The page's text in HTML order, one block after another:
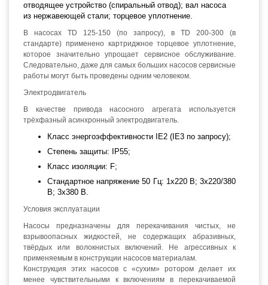
отводящее устройство (спиральный отвод); вал насоса
из нержавеющей стали; торцевое уплотнение.
В насосах TD 125-150 (по запросу), в TD 200-300 (в
стандарте) применено картриджное торцевое уплотнение,
которое значительно упрощает сервисное обслуживание.
Следовательно, даже для самых больших насосов сервисные
работы могут быть проведены одним человеком.
Электродвигатель
В качестве привода насосного агрегата используется
трёхфазный асинхронный электродвигатель.
Класс энергоэффективности IE2 (IE3 по запросу);
Степень защиты: IP55;
Класс изоляции: F;
Стандартное напряжение 50 Гц: 1х220 В; 3x220/380
В; 3x380 В.
Условия эксплуатации
Насосы предназначены для перекачивания чистых, не
взрывоопасных жидкостей, не содержащих абразивных,
твёрдых или волокнистых включений. Не агрессивных к
применяемым в конструкции насосов материалам.
Конструкция этих насосов с «сухим» ротором делает их
менее чувствительными к включениям в перекачиваемой